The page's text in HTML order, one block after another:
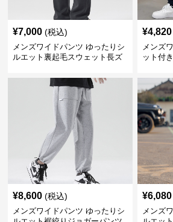
¥7,000 (税込)
メンズワイドパンツ ゆったりシ
ルエット裏起毛スウェット長ズ
¥4,820
メンズ
ット付
¥8,600 (税込)
メンズワイドパンツ ゆったりシ
¥6,080
メンズ